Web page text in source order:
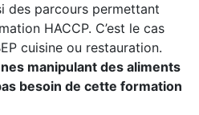
des parcours permettant
HACCP. C’est le cas
cuisine ou restauration.
manipulant des aliments
besoin de cette formation